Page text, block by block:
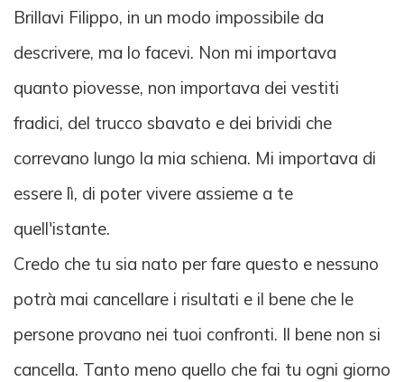
Brillavi Filippo, in un modo impossibile da
descrivere, ma lo facevi. Non mi importava
quanto piovesse, non importava dei vestiti
fradici, del trucco sbavato e dei brividi che
correvano lungo la mia schiena. Mi importava di
essere lì, di poter vivere assieme a te
quell'istante.
Credo che tu sia nato per fare questo e nessuno
potrà mai cancellare i risultati e il bene che le
persone provano nei tuoi confronti. Il bene non si
cancella. Tanto meno quello che fai tu ogni giorno